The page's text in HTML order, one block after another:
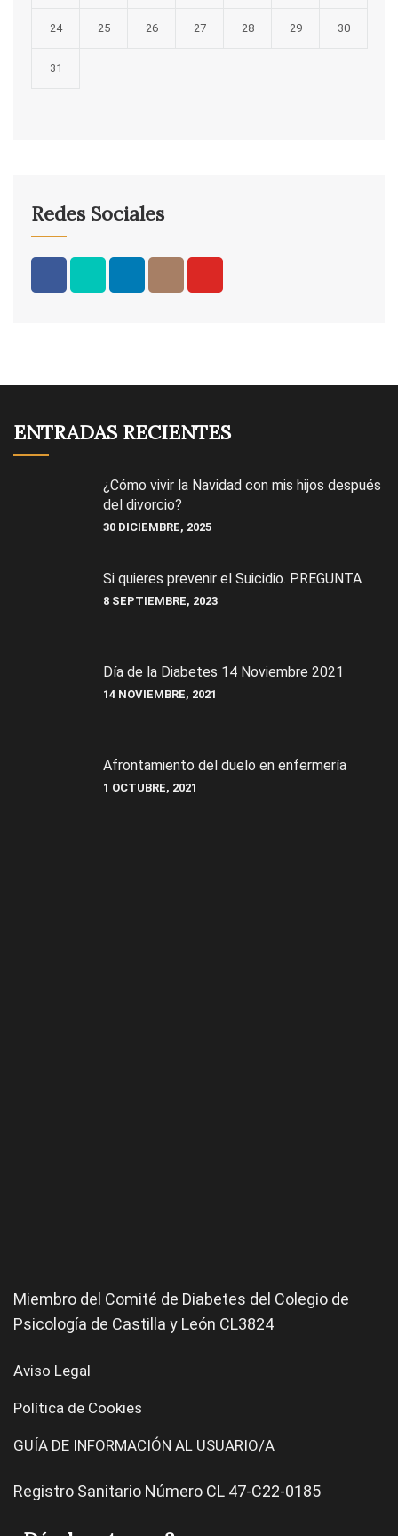
24 25 26 27 28 29 30
31
Redes Sociales
ENTRADAS RECIENTES
¿Cómo vivir la Navidad con mis hijos después
del divorcio?
30 DICIEMBRE, 2025
Si quieres prevenir el Suicidio. PREGUNTA
8 SEPTIEMBRE, 2023
Día de la Diabetes 14 Noviembre 2021
14 NOVIEMBRE, 2021
Afrontamiento del duelo en enfermería
1 OCTUBRE, 2021
Miembro del Comité de Diabetes del Colegio de
Psicología de Castilla y León CL3824
Aviso Legal
Política de Cookies
GUÍA DE INFORMACIÓN AL USUARIO/A
Registro Sanitario Número CL 47-C22-0185